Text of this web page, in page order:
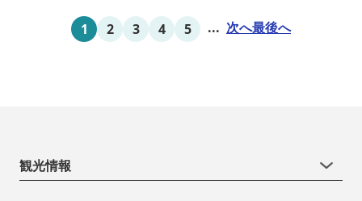
1 2 3 4 5 ... 次へ最後へ
観光情報